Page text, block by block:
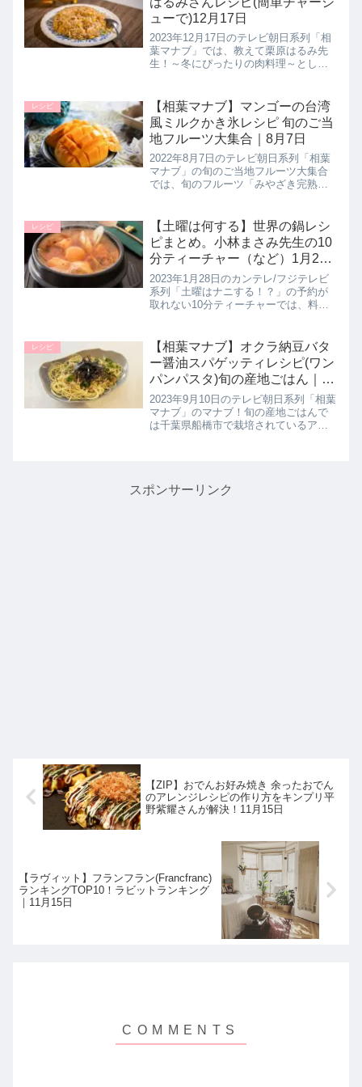
ューで)12月17日
2023年12月17日のテレビ朝日系列「相
葉マナブ」では、教えて栗原はるみ先
生！～冬にぴったりの肉料理～として
授！相葉くんたちが栗原はるみ先生に
教わりながら作った相葉くんが...
レシピ
【相葉マナブ】マンゴーの台湾
風ミルクかき氷レシピ 旬のご当
地フルーツ大集合｜8月7日
2022年8月7日のテレビ朝日系列「相葉
マナブ」の旬のご当地フルーツ大集合
では、旬のフルーツ「みやざき完熟マ
を教えてくれたので詳しく紹介しま
す。かき氷器は使わずに作れちゃい...
レシピ
【土曜は何する】世界の鍋レシ
ピまとめ。小林まさみ先生の10
分ティーチャー（など）1月28
日
2023年1月28日のカンテレ/フジテレビ
系列「土曜はナニする！？」の予約が
取れない10分ティーチャーでは、料理
きない！世界の鍋料理として簡単に作
れる世界の鍋レシピを教えて...
レシピ
【相葉マナブ】オクラ納豆バタ
ー醤油スパゲッティレシピ(ワン
パンパスタ)旬の産地ごはん｜9
月10日
2023年9月10日のテレビ朝日系列「相葉
マナブ」のマナブ！旬の産地ごはんで
は千葉県船橋市で栽培されているアー
スポンサーリンク
【ZIP】おでんお好み焼き 余ったおでん
のアレンジレシピの作り方をキンプリ平
野紫耀さんが解決！11月15日
【ラヴィット】フランフラン(Francfranc)
ランキングTOP10！ラビットランキング
｜11月15日